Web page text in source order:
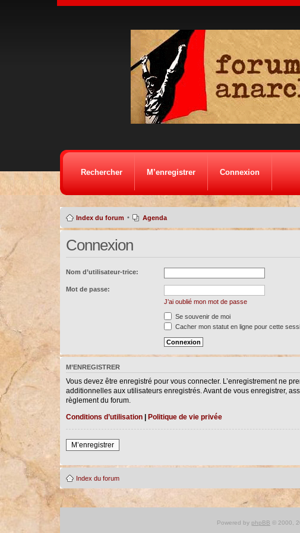
Rechercher M’enregistrer Connexion
Index du forum • Agenda
Connexion
Nom d’utilisateur-trice:
Mot de passe:
J’ai oublié mon mot de passe
Se souvenir de moi
Cacher mon statut en ligne pour cette
M’ENREGISTRER
Vous devez être enregistré pour vous connecter. L’enregistrement ne
additionnelles aux utilisateurs enregistrés. Avant de vous enregistrer,
règlement du forum.
Conditions d’utilisation| Politique de vie privée
M’enregistrer
Index du forum
Powered by phpBB © 2000,